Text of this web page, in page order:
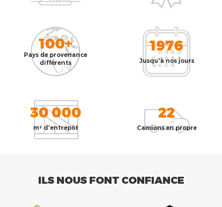
100+
Pays de provenance
différents
1976
Jusqu'à nos jours
30 000
m² d'entrepôt
22
Camions en propre
ILS NOUS FONT CONFIANCE